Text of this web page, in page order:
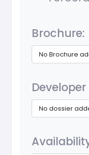
Brochure:
No Brochure
Developer
No dossier